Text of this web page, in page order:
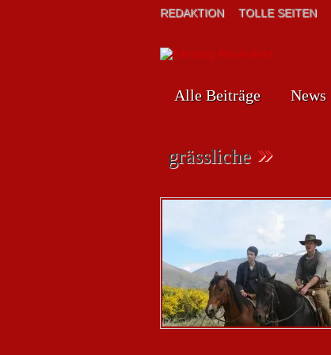
REDAKTION TOLLE SEITEN
Alle Beiträge News
grässliche »